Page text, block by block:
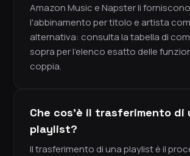
Amazon Music e Napster li
l'abbinamento per titolo e artista
alternativa: consulta la tabella di
sopra per l'elenco esatto delle
coppia.
Che cos'è il trasferimento di
playlist?
Il trasferimento di una playlist è il